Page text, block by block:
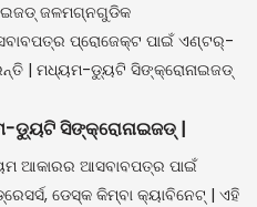
ଜଳମଗ୍ନଗୁଡିକ
ପ୍ରୋଜେକ୍ଟ ପାଇଁ ଏଣ୍ଟର୍-
| ମଧ୍ୟମ-ଡ୍ୟୁଟି ସିଙ୍କ୍ରୋନାଇଜଡ୍
ଡ୍ୟୁଟି ସିଙ୍କ୍ରୋନାଇଜଡ୍ |
ଆକାରର ଆସବାବପତ୍ର ପାଇଁ
ଡେସ୍କ କିମ୍ବା କ୍ୟାବିନେଟ୍ | ଏହି